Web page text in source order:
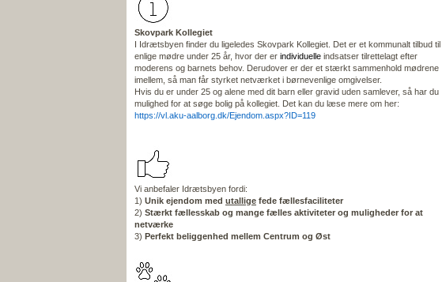
Skovpark Kollegiet
I Idrætsbyen finder du ligeledes Skovpark Kollegiet. Det er et kommunalt tilbud til
enlige mødre under 25 år, hvor der er individuelle indsatser tilrettelagt efter
moderens og barnets behov. Derudover er der et stærkt sammenhold mødrene
imellem, så man får styrket netværket i børnevenlige omgivelser.
Hvis du er under 25 og alene med dit barn eller gravid uden samlever, så har du
mulighed for at søge bolig på kollegiet. Det kan du læse mere om her:
https://vl.aku-aalborg.dk/Ejendom.aspx?ID=119
Vi anbefaler Idrætsbyen fordi:
1) Unik ejendom med utallige fede fællesfaciliteter
2) Stærkt fællesskab og mange fælles aktiviteter og muligheder for at
netværke
3) Perfekt beliggenhed mellem Centrum og Øst